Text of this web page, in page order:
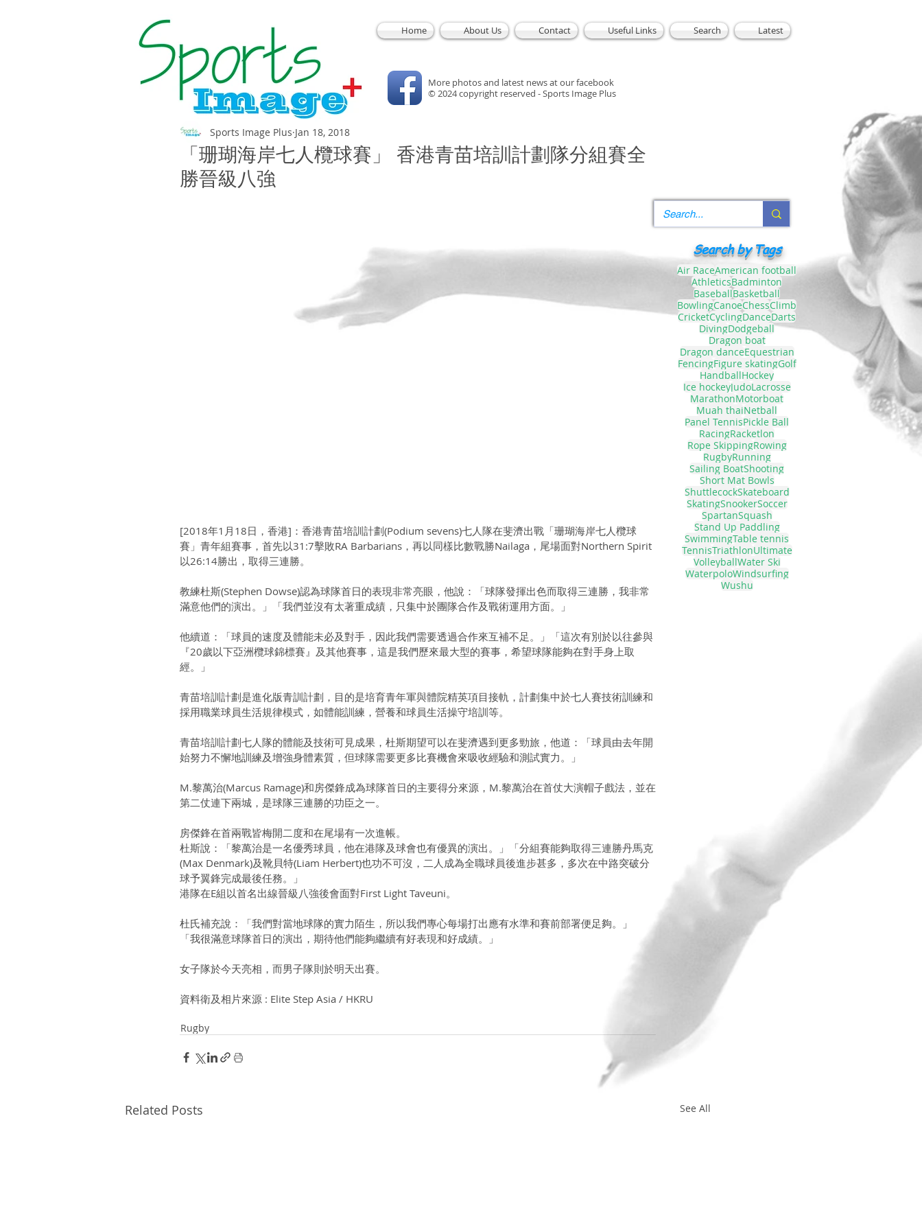
Home About Us Contact Useful Links Search Latest
More photos and latest news at our facebook
© 2024 copyright reserved - Sports Image Plus
Search by Tags
「珊瑚海岸七人欖球賽」 香港青苗培訓計劃隊分組賽全
勝晉級八強
Sports Image Plus Jan 18, 2018
[2018年1月18日，香港]：香港青苗培訓計劃(Podium sevens)七人隊在斐濟出戰「珊瑚海岸七人欖球
賽」青年組賽事，首先以31:7擊敗RA Barbarians，再以同樣比數戰勝Nailaga，尾場面對Northern Spirit
以26:14勝出，取得三連勝。
教練杜斯(Stephen Dowse)認為球隊首日的表現非常亮眼，他說：「球隊發揮出色而取得三連勝，我非常
滿意他們的演出。」「我們並沒有太著重成績，只集中於團隊合作及戰術運用方面。」
他續道：「球員的速度及體能未必及對手，因此我們需要透過合作來互補不足。」「這次有別於以往參與
『20歲以下亞洲欖球錦標賽』及其他賽事，這是我們歷來最大型的賽事，希望球隊能夠在對手身上取
經。」
青苗培訓計劃是進化版青訓計劃，目的是培育青年軍與體院精英項目接軌，計劃集中於七人賽技術訓練和
採用職業球員生活規律模式，如體能訓練，營養和球員生活操守培訓等。
青苗培訓計劃七人隊的體能及技術可見成果，杜斯期望可以在斐濟遇到更多勁旅，他道：「球員由去年開
始努力不懈地訓練及增強身體素質，但球隊需要更多比賽機會來吸收經驗和測試實力。」
M.黎萬治(Marcus Ramage)和房傑鋒成為球隊首日的主要得分來源，M.黎萬治在首仗大演帽子戲法，並在
第二仗連下兩城，是球隊三連勝的功臣之一。
房傑鋒在首兩戰皆梅開二度和在尾場有一次進帳。
杜斯說：「黎萬治是一名優秀球員，他在港隊及球會也有優異的演出。」「分組賽能夠取得三連勝丹馬克
(Max Denmark)及靴貝特(Liam Herbert)也功不可沒，二人成為全職球員後進步甚多，多次在中路突破分
球予翼鋒完成最後任務。」
港隊在E組以首名出線晉級八強後會面對First Light Taveuni。
杜氏補充說：「我們對當地球隊的實力陌生，所以我們專心每場打出應有水準和賽前部署便足夠。」
「我很滿意球隊首日的演出，期待他們能夠繼續有好表現和好成績。」
女子隊於今天亮相，而男子隊則於明天出賽。
資料衛及相片來源 : Elite Step Asia / HKRU
Rugby
Related Posts See All
Air RaceAmerican football
AthleticsBadminton
BaseballBasketball
BowlingCanoeChessClimb
CricketCyclingDanceDarts
DivingDodgeball
Dragon boat
Dragon danceEquestrian
FencingFigure skatingGolf
HandballHockey
Ice hockeyJudoLacrosse
MarathonMotorboat
Muah thaiNetball
Panel TennisPickle Ball
RacingRacketlon
Rope SkippingRowing
RugbyRunning
Sailing BoatShooting
Short Mat Bowls
ShuttlecockSkateboard
SkatingSnookerSoccer
SpartanSquash
Stand Up Paddling
SwimmingTable tennis
TennisTriathlonUltimate
VolleyballWater Ski
WaterpoloWindsurfing
Wushu